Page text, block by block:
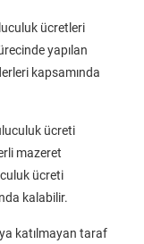
ücretleri
yapılan
kapsamında
ücreti
mazeret
ücreti
kalabilir.
katılmayan taraf